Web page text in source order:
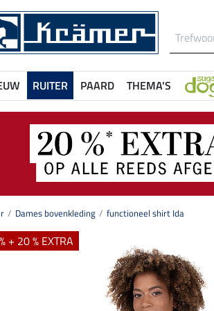
RUITER PAARD THEMA'S
Dames bovenkleding functioneel shirt Ida
+ 20 % EXTRA